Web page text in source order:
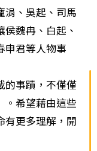
涓、吳起、司馬
魏冉、白起、
申君等人物事
事蹟，不僅僅
。希望藉由這些
有更多理解，開